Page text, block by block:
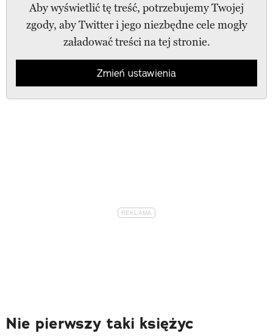
Aby wyświetlić tę treść, potrzebujemy Twojej
zgody, aby Twitter i jego niezbędne cele mogły
załadować treści na tej stronie.
Zmień ustawienia
Nie pierwszy taki księżyc